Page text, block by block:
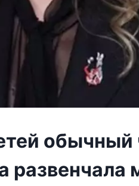
развенчала